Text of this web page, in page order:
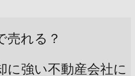
売れる？
に強い不動産会社に